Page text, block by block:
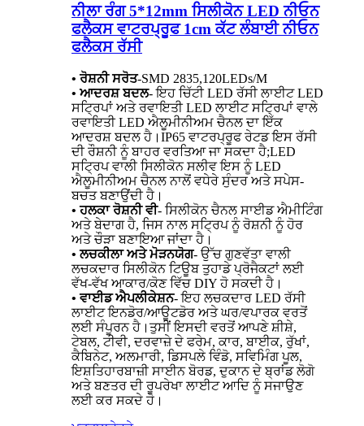
ਨੀਲਾ ਰੰਗ 5*12mm ਸਿਲੀਕੋਨ LED ਨੀਓਨ
ਫਲੈਕਸ ਵਾਟਰਪ੍ਰੂਫ 1cm ਕੱਟ ਲੰਬਾਈ ਨੀਓਨ
ਫਲੈਕਸ ਰੱਸੀ
• ਰੋਸ਼ਨੀ ਸਰੋਤ-SMD 2835,120LEDs/M
• ਆਦਰਸ਼ ਬਦਲ- ਇਹ ਚਿੱਟੀ LED ਰੱਸੀ ਲਾਈਟ LED
ਸਟ੍ਰਿਪਾਂ ਅਤੇ ਰਵਾਇਤੀ LED ਲਾਈਟ ਸਟ੍ਰਿਪਾਂ ਵਾਲੇ
ਰਵਾਇਤੀ LED ਐਲੂਮੀਨੀਅਮ ਚੈਨਲ ਦਾ ਇੱਕ
ਆਦਰਸ਼ ਬਦਲ ਹੈ।IP65 ਵਾਟਰਪ੍ਰੂਫ ਰੇਟਡ ਇਸ ਰੱਸੀ
ਦੀ ਰੌਸ਼ਨੀ ਨੂੰ ਬਾਹਰ ਵਰਤਿਆ ਜਾ ਸਕਦਾ ਹੈ;LED
ਸਟ੍ਰਿਪ ਵਾਲੀ ਸਿਲੀਕੋਨ ਸਲੀਵ ਇਸ ਨੂੰ LED
ਐਲੂਮੀਨੀਅਮ ਚੈਨਲ ਨਾਲੋਂ ਵਧੇਰੇ ਸੁੰਦਰ ਅਤੇ ਸਪੇਸ-
ਬਚਤ ਬਣਾਉਂਦੀ ਹੈ।
• ਹਲਕਾ ਰੋਸ਼ਨੀ ਵੀ- ਸਿਲੀਕੋਨ ਚੈਨਲ ਸਾਈਡ ਐਮੀਟਿੰਗ
ਅਤੇ ਬੇਦਾਗ ਹੈ, ਜਿਸ ਨਾਲ ਸਟ੍ਰਿਪ ਨੂੰ ਰੋਸ਼ਨੀ ਨੂੰ ਹੋਰ
ਅਤੇ ਚੌੜਾ ਬਣਾਇਆ ਜਾਂਦਾ ਹੈ।
• ਲਚਕੀਲਾ ਅਤੇ ਮੋੜਨਯੋਗ- ਉੱਚ ਗੁਣਵੱਤਾ ਵਾਲੀ
ਲਚਕਦਾਰ ਸਿਲੀਕੋਨ ਟਿਊਬ ਤੁਹਾਡੇ ਪ੍ਰੋਜੈਕਟਾਂ ਲਈ
ਵੱਖ-ਵੱਖ ਆਕਾਰ/ਕੋਣ ਵਿੱਚ DIY ਹੋ ਸਕਦੀ ਹੈ।
• ਵਾਈਡ ਐਪਲੀਕੇਸ਼ਨ- ਇਹ ਲਚਕਦਾਰ LED ਰੱਸੀ
ਲਾਈਟ ਇਨਡੋਰ/ਆਊਟਡੋਰ ਅਤੇ ਘਰ/ਵਪਾਰਕ ਵਰਤੋਂ
ਲਈ ਸੰਪੂਰਨ ਹੈ।ਤੁਸੀਂ ਇਸਦੀ ਵਰਤੋਂ ਆਪਣੇ ਸ਼ੀਸ਼ੇ,
ਟੇਬਲ, ਟੀਵੀ, ਦਰਵਾਜ਼ੇ ਦੇ ਫਰੇਮ, ਕਾਰ, ਬਾਈਕ, ਰੁੱਖਾਂ,
ਕੈਬਿਨੇਟ, ਅਲਮਾਰੀ, ਡਿਸਪਲੇ ਵਿੰਡੋ, ਸਵਿਮਿੰਗ ਪੂਲ,
ਇਸ਼ਤਿਹਾਰਬਾਜ਼ੀ ਸਾਈਨ ਬੋਰਡ, ਦੁਕਾਨ ਦੇ ਬ੍ਰਾਂਡ ਲੋਗੋ
ਅਤੇ ਬਣਤਰ ਦੀ ਰੂਪਰੇਖਾ ਲਾਈਟ ਆਦਿ ਨੂੰ ਸਜਾਉਣ
ਲਈ ਕਰ ਸਕਦੇ ਹੋ।